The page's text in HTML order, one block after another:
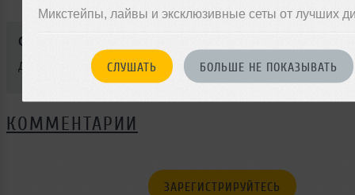
Микстейпы, лайвы и эксклюзивные сеты от лучших
СЛУШАТЬ БОЛЬШЕ НЕ ПОКАЗЫВАТЬ
Стиль:
Добавлен: 22 декабря 2012, 10:12
КОММЕНТАРИИ
ЗАРЕГИСТРИРУЙТЕСЬ